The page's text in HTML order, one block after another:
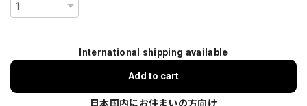
International shipping available
Add to cart
日本国内にお住まいの方向け